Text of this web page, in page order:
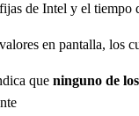
de Intel y el tiempo
en pantalla, los
que ninguno de